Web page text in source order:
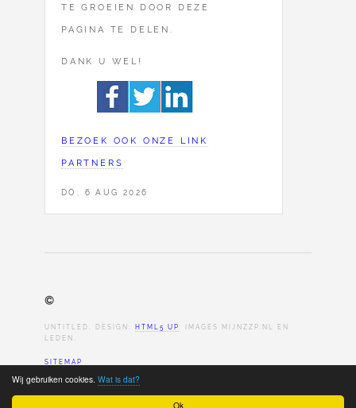
Ok
Wij gebruiken cookies. Wat is dat?
TE GROEIEN DOOR DEZE
PAGINA TE DELEN.
DANK U WEL!
BEZOEK OOK ONZE LINK
PARTNERS
DO, 6 AUG 2026
©
UNTITLED. DESIGN: HTML5 UP . IMAGES MIJNZZP.NL EN
LEDEN.
SITEMAP